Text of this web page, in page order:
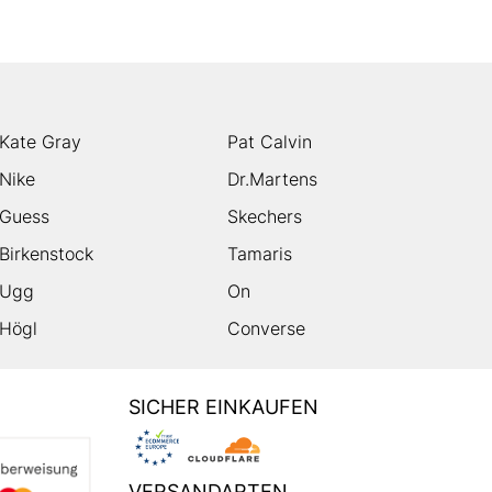
Gray
Pat Calvin
Dr.Martens
Skechers
Tamaris
On
Converse
SICHER EINKAUFEN